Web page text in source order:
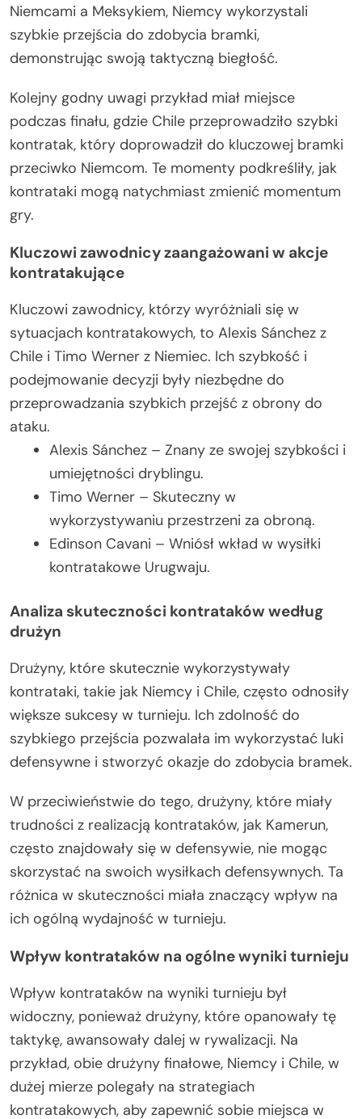
Niemcami a Meksykiem, Niemcy wykorzystali
szybkie przejścia do zdobycia bramki,
demonstrując swoją taktyczną biegłość.
Kolejny godny uwagi przykład miał miejsce
podczas finału, gdzie Chile przeprowadziło szybki
kontratak, który doprowadził do kluczowej bramki
przeciwko Niemcom. Te momenty podkreśliły, jak
kontrataki mogą natychmiast zmienić momentum
gry.
Kluczowi zawodnicy zaangażowani w akcje
kontratakujące
Kluczowi zawodnicy, którzy wyróżniali się w
sytuacjach kontratakowych, to Alexis Sánchez z
Chile i Timo Werner z Niemiec. Ich szybkość i
podejmowanie decyzji były niezbędne do
przeprowadzania szybkich przejść z obrony do
ataku.
Alexis Sánchez – Znany ze swojej szybkości i
umiejętności dryblingu.
Timo Werner – Skuteczny w
wykorzystywaniu przestrzeni za obroną.
Edinson Cavani – Wniósł wkład w wysiłki
kontratakowe Urugwaju.
Analiza skuteczności kontrataków według
drużyn
Drużyny, które skutecznie wykorzystywały
kontrataki, takie jak Niemcy i Chile, często odnosiły
większe sukcesy w turnieju. Ich zdolność do
szybkiego przejścia pozwalała im wykorzystać luki
defensywne i stworzyć okazje do zdobycia bramek.
W przeciwieństwie do tego, drużyny, które miały
trudności z realizacją kontrataków, jak Kamerun,
często znajdowały się w defensywie, nie mogąc
skorzystać na swoich wysiłkach defensywnych. Ta
różnica w skuteczności miała znaczący wpływ na
ich ogólną wydajność w turnieju.
Wpływ kontrataków na ogólne wyniki turnieju
Wpływ kontrataków na wyniki turnieju był
widoczny, ponieważ drużyny, które opanowały tę
taktykę, awansowały dalej w rywalizacji. Na
przykład, obie drużyny finałowe, Niemcy i Chile, w
dużej mierze polegały na strategiach
kontratakowych, aby zapewnić sobie miejsca w